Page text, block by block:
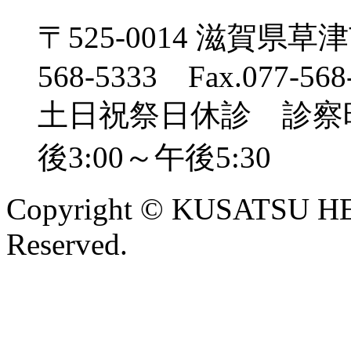
〒525-0014 滋賀県草
568-5333 Fax.077-
土日祝祭日休診 診察
後3:00～午後5:30
Copyright © KUSATSU
Reserved.